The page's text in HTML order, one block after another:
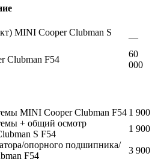
MINI Cooper Clubman S
—
Clubman F54
60
000
MINI Cooper Clubman F54 1 900
+ общий осмотр
S F54
1 900
опорного подшипника/
F54
3 900